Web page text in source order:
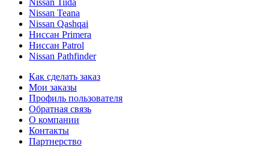
Nissan Tiida
Nissan Teana
Nissan Qashqai
Ниссан Primera
Ниссан Patrol
Nissan Pathfinder
Как сделать заказ
Мои заказы
Профиль пользователя
Обратная связь
О компании
Контакты
Партнерство